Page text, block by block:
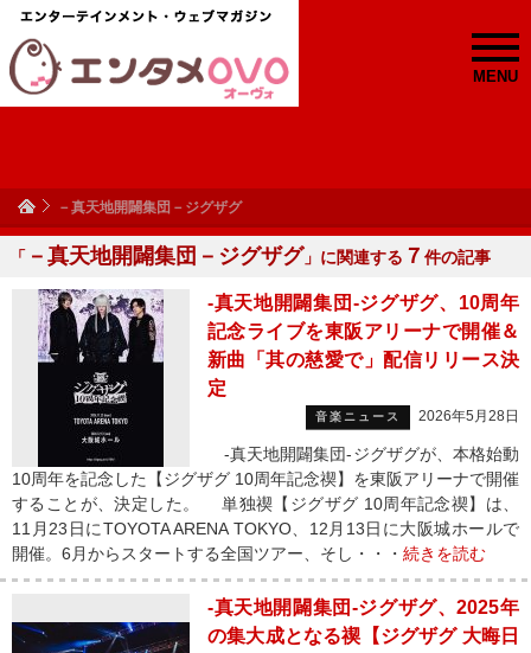
MENU
－真天地開闢集団－ジグザグ
「 －真天地開闢集団－ジグザグ 」に関連する ７ 件の記事
-真天地開闢集団-ジグザグ、10周年
記念ライブを東阪アリーナで開催＆
新曲「其の慈愛で」配信リリース決
定
音楽ニュース 2026年5月28日
-真天地開闢集団-ジグザグが、本格始動
10周年を記念した【ジグザグ 10周年記念禊】を東阪アリーナで開催
することが、決定した。 単独禊【ジグザグ 10周年記念禊】は、
11月23日にTOYOTA ARENA TOKYO、12月13日に大阪城ホールで
開催。6月からスタートする全国ツアー、そし・・・ 続きを読む
-真天地開闢集団-ジグザグ、2025年
の集大成となる禊【ジグザグ 大晦日